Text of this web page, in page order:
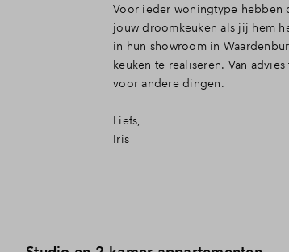
Voor ieder woningtype hebben
jouw droomkeuken als jij hem
in hun showroom in
keuken te realiseren. Van
voor andere dingen.
Liefs,
Iris